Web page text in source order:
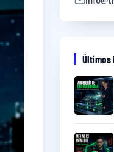
Últimos